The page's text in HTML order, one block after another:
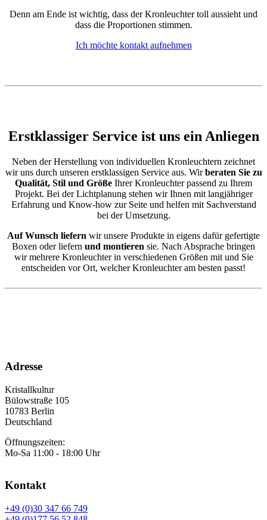
Denn am Ende ist wichtig, dass der Kronleuchter toll aussieht und
dass die Proportionen stimmen.
Ich möchte kontakt aufnehmen
Erstklassiger Service ist uns ein Anliegen
Neben der Herstellung von individuellen Kronleuchtern zeichnet
wir uns durch unseren erstklassigen Service aus. Wirberaten Sie zu
Qualität, Stil und Größe Ihrer Kronleuchter passend zu Ihrem
Projekt. Bei der Lichtplanung stehen wir Ihnen mit langjähriger
Erfahrung und Know-how zur Seite und helfen mit Sachverstand
bei der Umsetzung.
Auf Wunsch liefern wir unsere Produkte in eigens dafür gefertigte
Boxen oder liefern und montieren sie. Nach Absprache bringen
wir mehrere Kronleuchter in verschiedenen Größen mit und Sie
entscheiden vor Ort, welcher Kronleuchter am besten passt!
Adresse
Kristallkultur
Bülowstraße 105
10783 Berlin
Deutschland
Öffnungszeiten:
Mo-Sa 11:00 - 18:00 Uhr
Kontakt
+49 (0)30 347 66 749